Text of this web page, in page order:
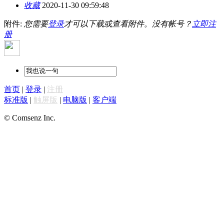
收藏2020-11-30 09:59:48
附件: 您需要登录才可以下载或查看附件。没有帐号？ 立即注
册
首页 | 登录 | 注册
标准版 | 触屏版 | 电脑版 | 客户端
© Comsenz Inc.